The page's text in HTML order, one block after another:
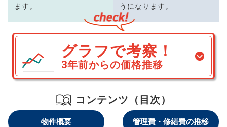
ます。
うになります。
グラフで考察！
3年前からの価格推移
コンテンツ（目次）
物件概要 管理費・修繕費の推移